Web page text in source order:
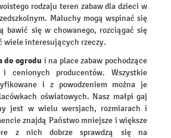
rodzaju teren zabaw dla dzieci w
Maluchy mogą wspinać się
bawić się w chowanego, rozciągać się
wiele interesujących rzeczy.
do ogrodu i na place zabaw pochodzące
i cenionych producentów. Wszystkie
i z powodzeniem można je
oświatowych. Nasz małpi gaj
jest w wielu wersjach, rozmiarach i
znajdą Państwo mniejsze i większe
z nich dobrze sprawdzą się na